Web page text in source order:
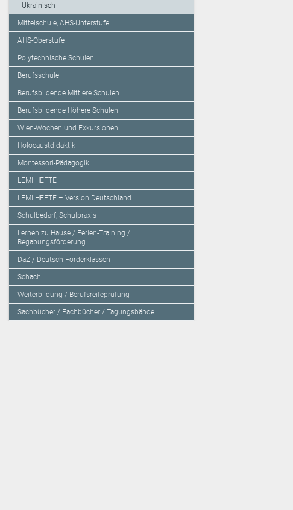
Ukrainisch
Mittelschule, AHS-Unterstufe
AHS-Oberstufe
Polytechnische Schulen
Berufsschule
Berufsbildende Mittlere Schulen
Berufsbildende Höhere Schulen
Wien-Wochen und Exkursionen
Holocaustdidaktik
Montessori-Pädagogik
LEMI HEFTE
LEMI HEFTE – Version Deutschland
Schulbedarf, Schulpraxis
Lernen zu Hause / Ferien-Training /
Begabungsförderung
DaZ / Deutsch-Förderklassen
Schach
Weiterbildung / Berufsreifeprüfung
Sachbücher / Fachbücher / Tagungsbände